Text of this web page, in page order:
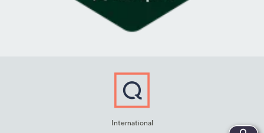
International